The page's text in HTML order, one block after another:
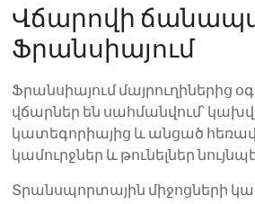
Վճարովի
Ֆրանսիայում
Ֆրանսիայում մայրուղիներից
վճարներ են սահմանվում՝
կատեգորիայից և անցած
կամուրջներ և թունելներ
Տրանսպորտային միջոցների